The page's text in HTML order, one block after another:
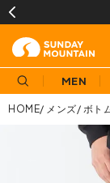
MEN
HOME メンズ ボト